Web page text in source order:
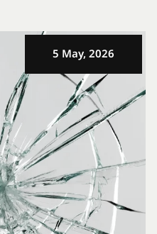
5 May, 2026